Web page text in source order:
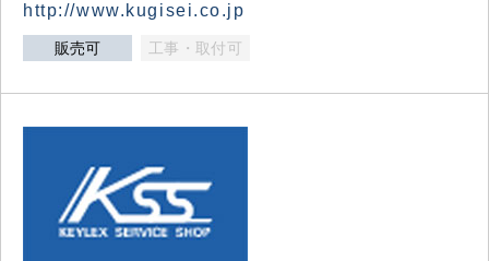
http://www.kugisei.co.jp
販売可 工事・取付可